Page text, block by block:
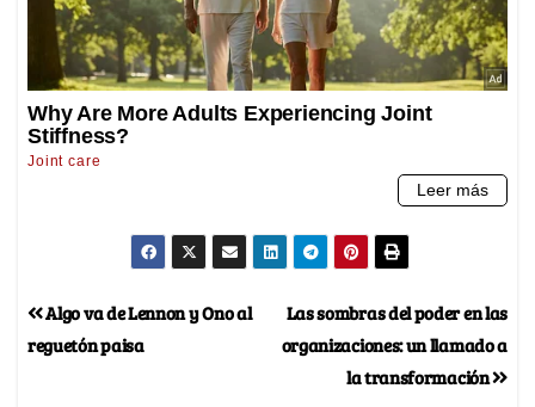
Las sombras del poder en las
organizaciones: un llamado a
la transformación
Algo va de Lennon y Ono al
reguetón paisa